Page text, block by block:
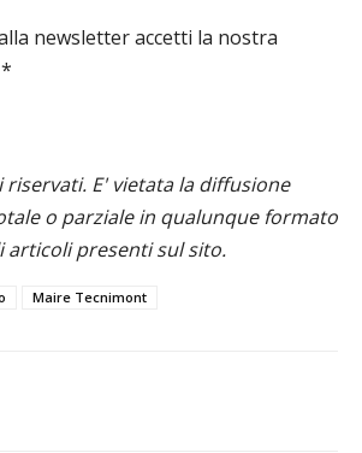
newsletter accetti la nostra
*
E' vietata la diffusione
o parziale in qualunque formato
articoli presenti sul sito.
Maire Tecnimont